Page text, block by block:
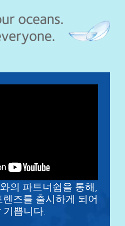
의 파트너쉽을 통해,
즈를 출시하게 되어
기쁩니다.